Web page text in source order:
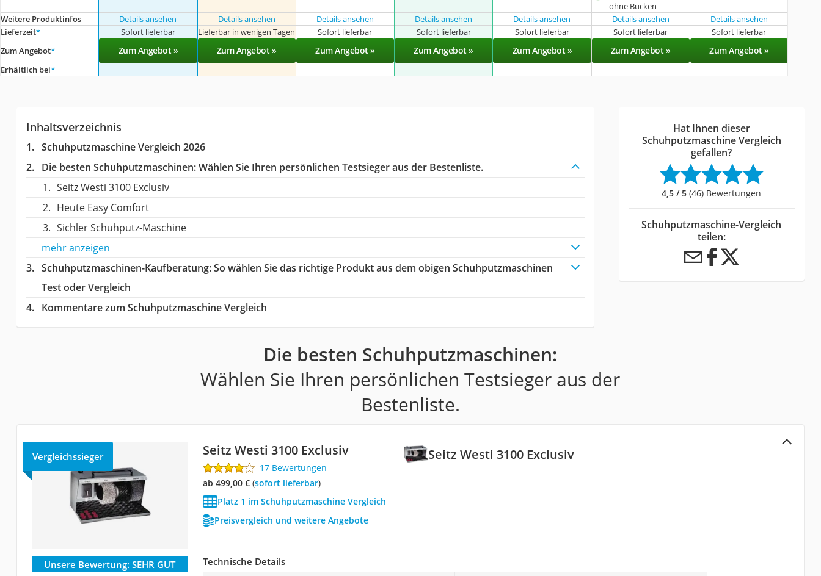
ohne Bücken
Weitere Produktinfos Details ansehen Details ansehen Details ansehen Details ansehen Details ansehen Details ansehen
Details ansehen
Lieferzeit* Sofort lieferbar Lieferbar in wenigen Tagen Sofort lieferbar Sofort lieferbar Sofort lieferbar Sofort lieferbar
Sofort lieferbar
Zum Angebot* Zum Angebot » Zum Angebot » Zum Angebot » Zum Angebot » Zum Angebot » Zum Angebot » Zum Angebot »
Erhältlich bei*
Inhaltsverzeichnis
Schuhputzmaschine Vergleich 2026
Die besten Schuhputzmaschinen:Wählen Sie Ihren persönlichen Testsieger aus der Bestenliste.
Seitz Westi 3100 Exclusiv
Heute Easy Comfort
Sichler Schuhputz-Maschine
mehr anzeigen
Schuhputzmaschinen-Kaufberatung: So wählen Sie das richtige Produkt aus dem obigen Schuhputzmaschinen
Test oder Vergleich
Kommentare zum Schuhputzmaschine Vergleich
Hat Ihnen dieser
Schuhputzmaschine Vergleich
gefallen?
4,5 / 5 (46) Bewertungen
Schuhputzmaschine-Vergleich
teilen:
Die besten Schuhputzmaschinen:
Wählen Sie Ihren persönlichen Testsieger aus der
Bestenliste.
Seitz Westi 3100 Exclusiv
Vergleichssieger Seitz Westi 3100 Exclusiv
17 Bewertungen
ab 499,00 €( Sofort lieferbar)
Platz 1 im Schuhputzmaschine Vergleich
Preisvergleich und weitere Angebote
Unsere Bewertung: SEHR GUT
Technische Details